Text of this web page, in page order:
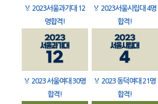
🏅 2023서울과기대 12
명합격!
🏅 2023서울시립대 4명
합격!
🏅 2023 서울여대 30명
합격!
🏅 2023 동덕여대 21명
합격!